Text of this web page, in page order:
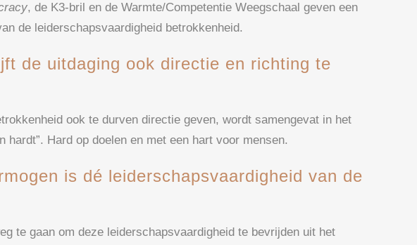
, de K3-bril en de Warmte/Competentie Weegschaal geven een
de leiderschapsvaardigheid betrokkenheid.
de uitdaging ook directie en richting te
ook te durven directie geven, wordt samengevat in het
hardt”. Hard op doelen en met een hart voor mensen.
is dé leiderschapsvaardigheid van de
te gaan om deze leiderschapsvaardigheid te bevrijden uit het